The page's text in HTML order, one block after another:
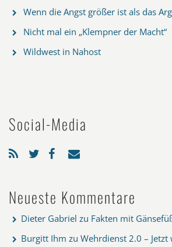
Wenn die Angst größer ist als das
Nicht mal ein „Klempner der Macht“
Wildwest in Nahost
Social-Media
Neueste Kommentare
Dieter Gabriel zu Fakten mit
Burgitt Ihm zu Wehrdienst 2.0 – Jetzt